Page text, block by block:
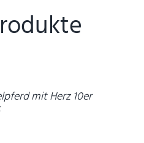
mit Herz 10er